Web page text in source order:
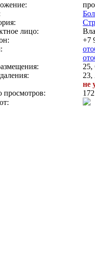
лицо:
+7
25,
23,
не
просмотров: